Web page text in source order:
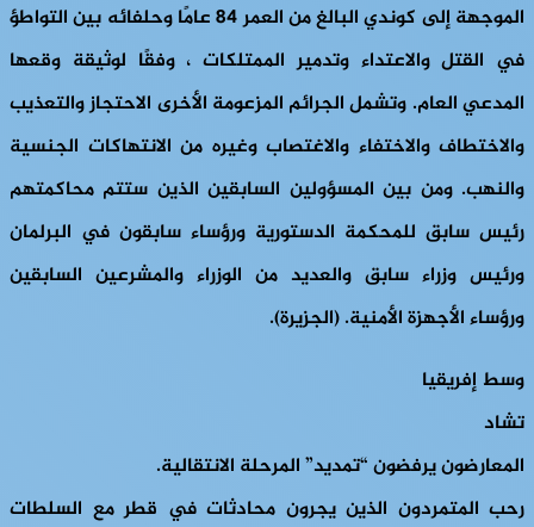
الموجهة إلى كوندي البالغ من العمر 84 عامًا وحلفائه بين التواطؤ
في القتل والاعتداء وتدمير الممتلكات ، وفقًا لوثيقة وقعها
المدعي العام. وتشمل الجرائم المزعومة الأخرى الاحتجاز والتعذيب
والاختطاف والاختفاء والاغتصاب وغيره من الانتهاكات الجنسية
والنهب. ومن بين المسؤولين السابقين الذين ستتم محاكمتهم
رئيس سابق للمحكمة الدستورية ورؤساء سابقون في البرلمان
ورئيس وزراء سابق والعديد من الوزراء والمشرعين السابقين
ورؤساء الأجهزة الأمنية. (الجزيرة).
وسط إفريقيا
تشاد
المعارضون يرفضون “تمديد” المرحلة الانتقالية.
رحب المتمردون الذين يجرون محادثات في قطر مع السلطات